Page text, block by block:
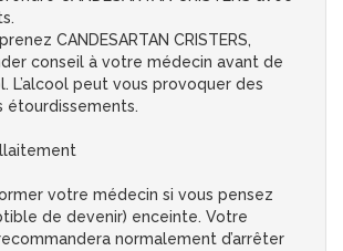
CANDESARTAN CRISTERS,
conseil à votre médecin avant de
L’alcool peut vous provoquer des
étourdissements.
votre médecin si vous pensez
de devenir) enceinte. Votre
normalement d’arrêter